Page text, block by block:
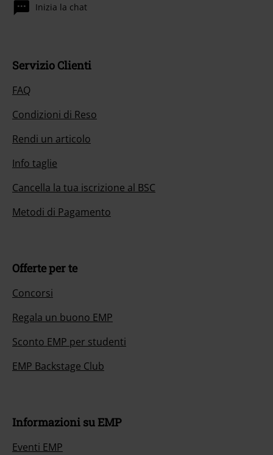
Inizia la chat
Servizio Clienti
FAQ
Condizioni di Reso
Rendi un articolo
Info taglie
Cancella la tua iscrizione al BSC
Metodi di Pagamento
Offerte per te
Concorsi
Regala un buono EMP
Sconto EMP per studenti
EMP Backstage Club
Informazioni su EMP
Eventi EMP